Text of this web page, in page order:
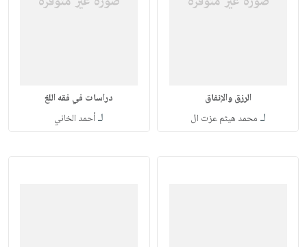
الرزق والإنفاق
لـ محمد هيثم عزت ال
دراسات في فقه اللغ
لـأحمد الخاني